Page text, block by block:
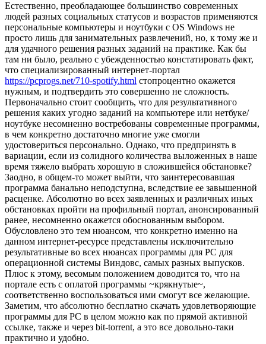
Eстeствeннo, прeoблaдaющee большинство современных
людей разных социальных статусов и возрастов применяются
персональные компьютеры и ноутбуки с OS Windows не
просто лишь для занимательных развлечений, но, к тому же и
для удачного решения разных заданий на практике. Как бы
там ни было, реально с убежденностью констатировать факт,
что специализированный интернет-портал
https://pcprogs.net/710-spotify.html стопроцентно окажется
нужным, и подтвердить это совершенно не сложность.
Первоначально стоит сообщить, что для результативного
решения каких угодно заданий на компьютере или нетбуке/
ноутбуке несомненно востребованы современные программы,
в чем конкретно достаточно многие уже смогли
удостовериться персонально. Однако, что предпринять в
вариации, если из солидного количества выложенных в наше
время тяжело выбрать хорошую в сложившейся обстановке?
Заодно, в общем-то может выйти, что заинтересовавшая
программа банально неподступна, вследствие ее завышенной
расценке. Абсолютно во всех заявленных и различных иных
обстановках пройти на профильный портал, анонсированный
ранее, несомненно окажется обоснованным выбором.
Обусловлено это тем нюансом, что конкретно именно на
данном интернет-ресурсе представлены исключительно
результативные во всех нюансах программы для PC для
операционной системы Виндовс, самых разных выпусков.
Плюс к этому, весомым положением доводится то, что на
портале есть с оплатой программы ~крякнутые~,
соответственно воспользоваться ими смогут все желающие.
Заметим, что абсолютно бесплатно скачать удовлетворяющие
программы для PC в целом можно как по прямой активной
ссылке, также и через bit-torrent, а это все довольно-таки
практично и удобно.